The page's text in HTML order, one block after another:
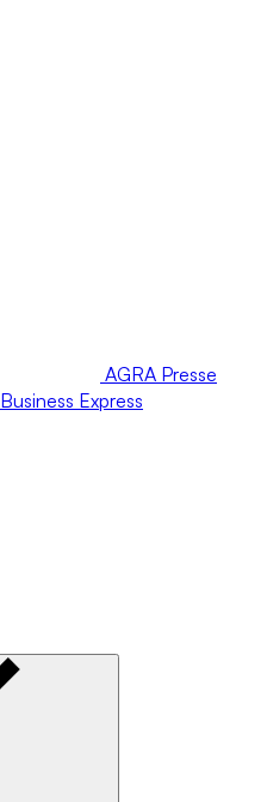
AGRA Presse
Business Express